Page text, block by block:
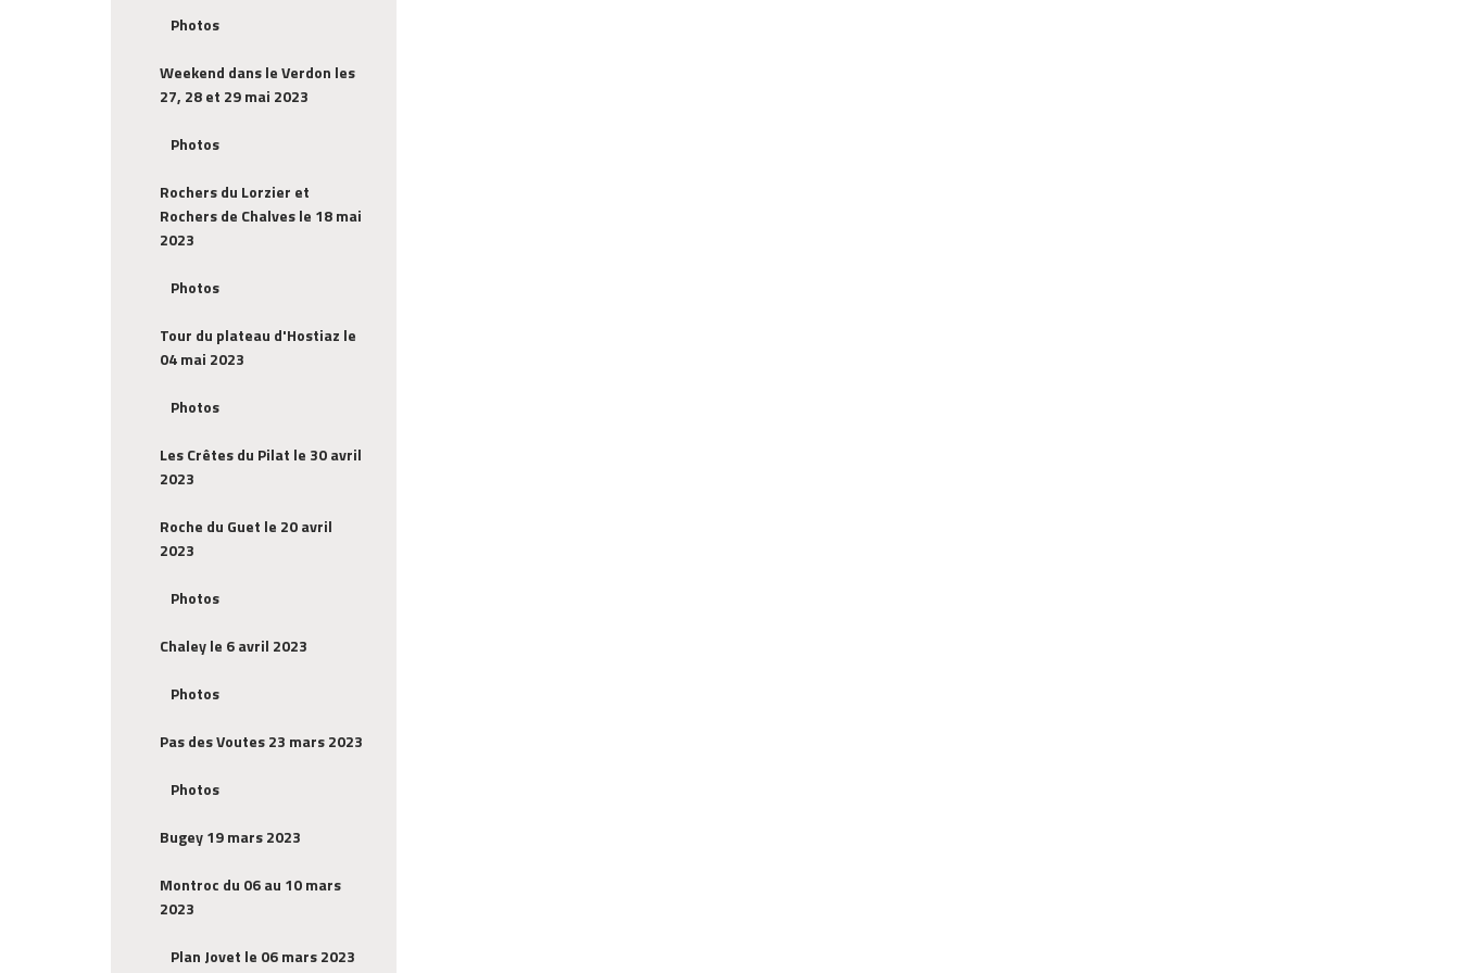
Photos
Weekend dans le Verdon les
27, 28 et 29 mai 2023
Photos
Rochers du Lorzier et
Rochers de Chalves le 18 mai
2023
Photos
Tour du plateau d'Hostiaz le
04 mai 2023
Photos
Les Crêtes du Pilat le 30 avril
2023
Roche du Guet le 20 avril
2023
Photos
Chaley le 6 avril 2023
Photos
Pas des Voutes 23 mars 2023
Photos
Bugey 19 mars 2023
Montroc du 06 au 10 mars
2023
Plan Jovet le 06 mars 2023